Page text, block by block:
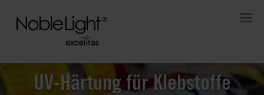
UV-Härtung für Klebstoffe